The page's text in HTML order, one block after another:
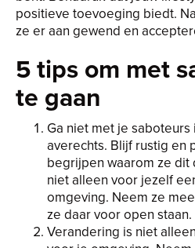
positieve toevoeging biedt.
ze er aan gewend en
5 tips om met
te gaan
Ga niet met je
averechts. Blijf rustig en
begrijpen waarom ze dit
niet alleen voor jezelf
omgeving. Neem ze
ze daar voor open staan.
Verandering is niet